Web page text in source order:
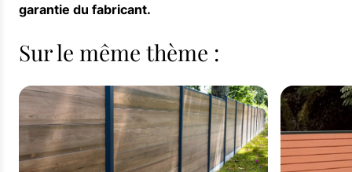
garantie du fabricant.
Sur le même thème :